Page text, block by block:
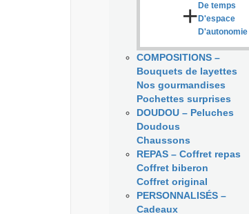
+ De temps
D'espace
D'autonomie
COMPOSITIONS –
Bouquets de layettes
Nos gourmandises
Pochettes surprises
DOUDOU – Peluches
Doudous
Chaussons
REPAS – Coffret repas
Coffret biberon
Coffret original
PERSONNALISÉS –
Cadeaux